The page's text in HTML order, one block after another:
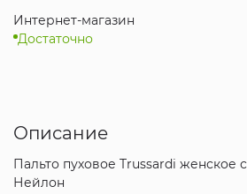
Интернет-магазин
Достаточно
Описание
Пальто пуховое Trussardi женское
Нейлон